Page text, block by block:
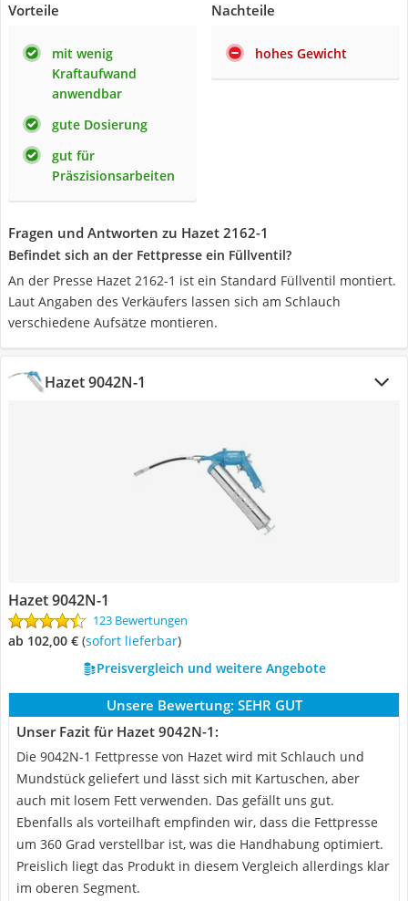
Vorteile
mit wenig
Kraftaufwand
anwendbar
gute Dosierung
gut für
Präszisionsarbeiten
Nachteile
hohes Gewicht
Fragen und Antworten zu Hazet 2162-1
Befindet sich an der Fettpresse ein Füllventil?
An der Presse Hazet 2162-1 ist ein Standard Füllventil montiert.
Laut Angaben des Verkäufers lassen sich am Schlauch
verschiedene Aufsätze montieren.
Hazet 9042N-1
Hazet 9042N-1
123 Bewertungen
ab 102,00 € ( Sofort lieferbar)
Preisvergleich und weitere Angebote
Unsere Bewertung: SEHR GUT
Unser Fazit für Hazet 9042N-1:
Die 9042N-1 Fettpresse von Hazet wird mit Schlauch und
Mundstück geliefert und lässt sich mit Kartuschen, aber
auch mit losem Fett verwenden. Das gefällt uns gut.
Ebenfalls als vorteilhaft empfinden wir, dass die Fettpresse
um 360 Grad verstellbar ist, was die Handhabung optimiert.
Preislich liegt das Produkt in diesem Vergleich allerdings klar
im oberen Segment.